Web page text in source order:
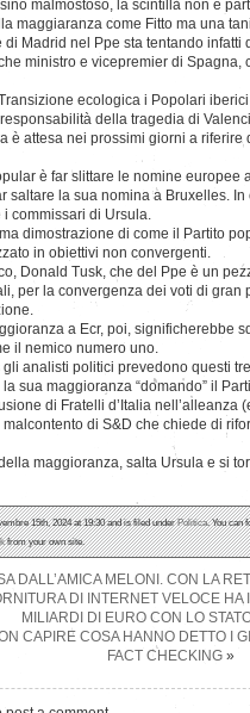
malmostoso, la scintilla non è
maggiaranza come Fitto ma una
Madrid nel Ppe sta tentando
ministro e vicepremier di Spagna,
ecologica i Popolari
della tragedia di
è attesa nei prossimi giorni a riferire
è far slittare le nomine europee
saltare la sua nomina a Bruxelles.
commissari di Ursula.
dimostrazione di come il Partito
in obiettivi non convergenti.
Donald Tusk, che del Ppe è un
per la convergenza dei voti di gran
a Ecr, poi, significherebbe
il nemico numero uno.
analisti politici prevedono questi
sua maggioranza “domando” il
di Fratelli d’Italia nell’alleanza
di S&D che chiede di
maggioranza, salta Ursula e si
15th, 2024 at 19:30 and is filed underPolitica. You can
from your own site.
DALL’AMICA MELONI. CON LA
DI INTERNET VELOCE HA
MILIARDI DI EURO CON LO
CAPIRE COSA HANNO DETTO I
FACT CHECKING»